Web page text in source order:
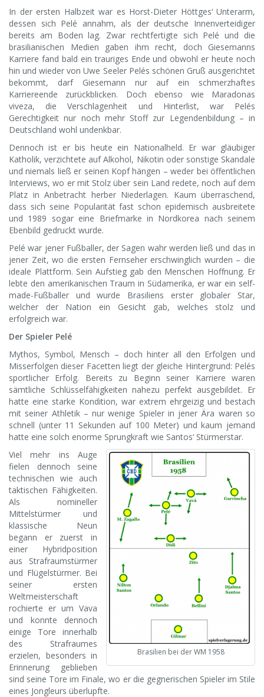
In der ersten Halbzeit war es Horst-Dieter Höttges‘ Unterarm,
dessen sich Pelé annahm, als der deutsche Innenverteidiger
bereits am Boden lag. Zwar rechtfertigte sich Pelé und die
brasilianischen Medien gaben ihm recht, doch Giesemanns
Karriere fand bald ein trauriges Ende und obwohl er heute noch
hin und wieder von Uwe Seeler Pelés schönen Gruß ausgerichtet
bekommt, darf Giesemann nur auf ein schmerzhaftes
Karriereende zurückblicken. Doch ebenso wie Maradonas
viveza, die Verschlagenheit und Hinterlist, war Pelés
Gerechtigkeit nur noch mehr Stoff zur Legendenbildung – in
Deutschland wohl undenkbar.
Dennoch ist er bis heute ein Nationalheld. Er war gläubiger
Katholik, verzichtete auf Alkohol, Nikotin oder sonstige Skandale
und niemals ließ er seinen Kopf hängen – weder bei öffentlichen
Interviews, wo er mit Stolz über sein Land redete, noch auf dem
Platz in Anbetracht herber Niederlagen. Kaum überraschend,
dass sich seine Popularität fast schon epidemisch ausbreitete
und 1989 sogar eine Briefmarke in Nordkorea nach seinem
Ebenbild gedruckt wurde.
Pelé war jener Fußballer, der Sagen wahr werden ließ und das in
jener Zeit, wo die ersten Fernseher erschwinglich wurden – die
ideale Plattform. Sein Aufstieg gab den Menschen Hoffnung. Er
lebte den amerikanischen Traum in Südamerika, er war ein self-
made-Fußballer und wurde Brasiliens erster globaler Star,
welcher der Nation ein Gesicht gab, welches stolz und
erfolgreich war.
Der Spieler Pelé
Mythos, Symbol, Mensch – doch hinter all den Erfolgen und
Misserfolgen dieser Facetten liegt der gleiche Hintergrund: Pelés
sportlicher Erfolg. Bereits zu Beginn seiner Karriere waren
sämtliche Schlüsselfähigkeiten nahezu perfekt ausgebildet. Er
hatte eine starke Kondition, war extrem ehrgeizig und bestach
mit seiner Athletik – nur wenige Spieler in jener Ära waren so
schnell (unter 11 Sekunden auf 100 Meter) und kaum jemand
hatte eine solch enorme Sprungkraft wie Santos‘ Stürmerstar.
Brasilien bei der WM 1958
Viel mehr ins Auge
fielen dennoch seine
technischen wie auch
taktischen Fähigkeiten.
Als nomineller
Mittelstürmer und
klassische Neun
begann er zuerst in
einer Hybridposition
aus Strafraumstürmer
und Flügelstürmer. Bei
seiner ersten
Weltmeisterschaft
rochierte er um Vava
und konnte dennoch
einige Tore innerhalb
des Strafraumes
erzielen, besonders in
Erinnerung geblieben
sind seine Tore im Finale, wo er die gegnerischen Spieler im Stile
eines Jongleurs überlupfte.